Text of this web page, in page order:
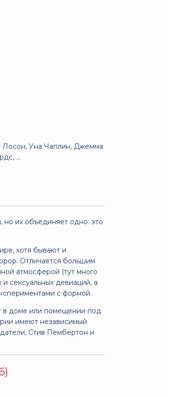
Лосон, Уна Чаплин, Джемма
...
их объединяет одно: это
хотя бывают и
Отличается большим
атмосферой (тут много
сексуальных девиаций, а
с формой.
в доме или помещении под
имеют независимый
Стив Пембертон и